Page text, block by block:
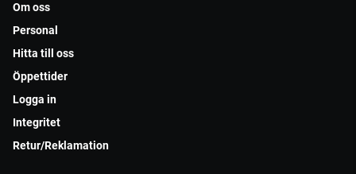
Om oss
Personal
Hitta till oss
Öppettider
Logga in
Integritet
Retur/Reklamation